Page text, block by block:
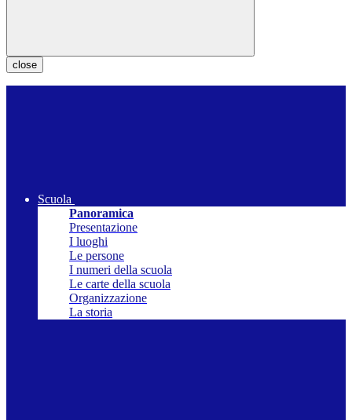
close
Scuola
Panoramica
Presentazione
I luoghi
Le persone
I numeri della scuola
Le carte della scuola
Organizzazione
La storia